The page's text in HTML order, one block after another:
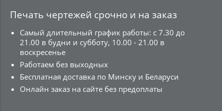
Печать чертежей срочно и на заказ
Самый длительный график работы: с 7.30 до
21.00 в будни и субботу, 10.00 - 21.00 в
воскресенье
Работаем без выходных
Бесплатная доставка по Минску и Беларуси
Онлайн заказ на сайте без предоплаты